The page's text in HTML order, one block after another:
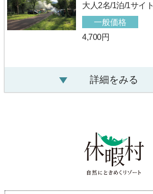
大人2名/1泊/1サイト
一般価格
4,700円
詳細をみる